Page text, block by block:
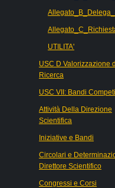
UTILITA'
USC D Valorizzazione
Ricerca
USC VII: Bandi
Attività Della Direzione
Scientifica
Iniziative e Bandi
Circolari e
Direttore Scientifico
Congressi e Corsi